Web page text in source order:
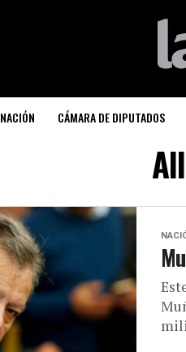
NACIÓN CÁMARA DE DIPUTADOS